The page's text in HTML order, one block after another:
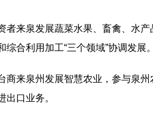
者来泉发展蔬菜水果、畜禽、水产
合利用加工“三个领域”协调发展。
商来泉州发展智慧农业，参与泉州
口业务。